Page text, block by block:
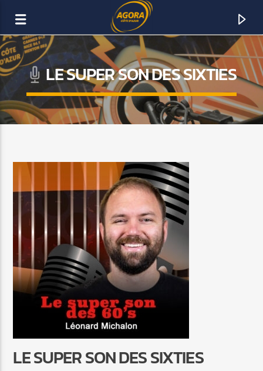
AGORA CÔTE D’AZUR
DAB+
ACTUELLEMENT SUR AGORA FM
LA FILLE AU BAS NYLON
JULIEN CLERC
LE SUPER SON DES SIXTIES
LE SUPER SON DES SIXTIES